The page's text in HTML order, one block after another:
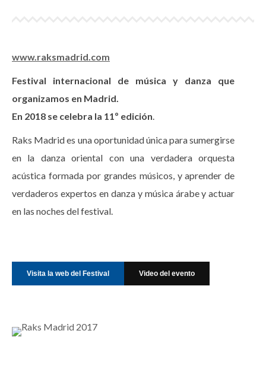
www.raksmadrid.com
Festival internacional de música y danza que
organizamos en Madrid.
En 2018 se celebra la 11º edición.
Raks Madrid es una oportunidad única para sumergirse
en la danza oriental con una verdadera orquesta
acústica formada por grandes músicos, y aprender de
verdaderos expertos en danza y música árabe y actuar
en las noches del festival.
Visita la web del Festival Video del evento